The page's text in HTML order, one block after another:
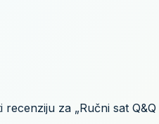
za „Ručni sat Q&Q